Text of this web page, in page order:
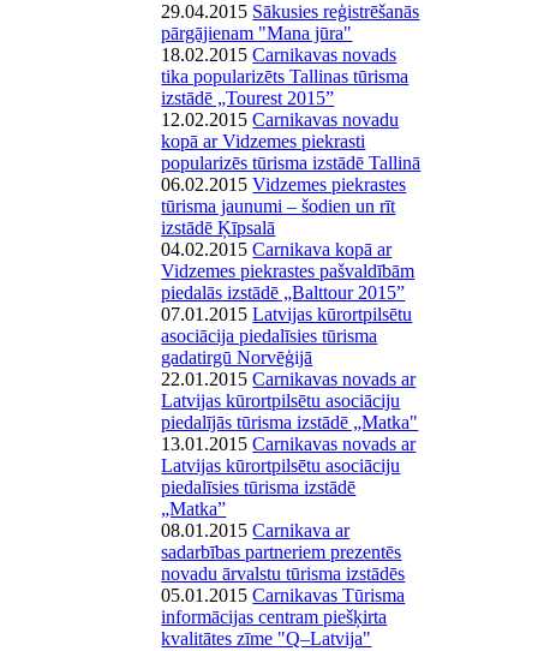
29.04.2015 Sākusies reģistrēšanās
pārgājienam "Mana jūra"
18.02.2015Carnikavas novads
tika popularizēts Tallinas tūrisma
izstādē „Tourest 2015”
12.02.2015Carnikavas novadu
kopā ar Vidzemes piekrasti
popularizēs tūrisma izstādē Tallinā
06.02.2015Vidzemes piekrastes
tūrisma jaunumi – šodien un rīt
izstādē Ķīpsalā
04.02.2015Carnikava kopā ar
Vidzemes piekrastes pašvaldībām
piedalās izstādē „Balttour 2015”
07.01.2015Latvijas kūrortpilsētu
asociācija piedalīsies tūrisma
gadatirgū Norvēģijā
22.01.2015Carnikavas novads ar
Latvijas kūrortpilsētu asociāciju
piedalījās tūrisma izstādē „Matka"
13.01.2015Carnikavas novads ar
Latvijas kūrortpilsētu asociāciju
piedalīsies tūrisma izstādē
„Matka”
08.01.2015Carnikava ar
sadarbības partneriem prezentēs
novadu ārvalstu tūrisma izstādēs
05.01.2015Carnikavas Tūrisma
informācijas centram piešķirta
kvalitātes zīme "Q–Latvija"